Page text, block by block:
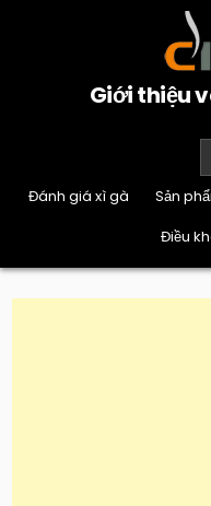
Giới thiệu
Đánh giá xì gà
Sản
Điều